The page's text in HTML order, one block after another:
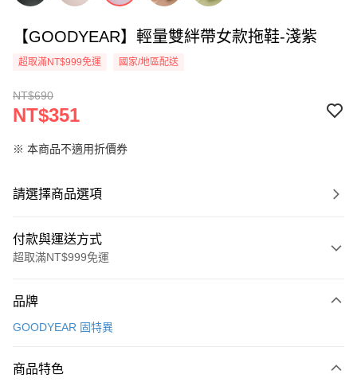
【GOODYEAR】輕量雙絆帶女款拖鞋-淺紫
超取滿NT$999免運 國家/地區配送
NT$690
NT$351
※ 本商品不適用折價券
請選擇商品選項
付款與運送方式
超取滿NT$999免運
信用卡一次付款
LINE Pay
品牌
GOODYEAR 固特異
商品特色